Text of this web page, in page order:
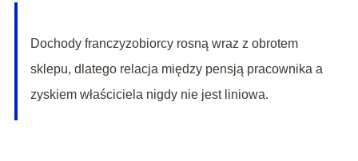
Dochody franczyzobiorcy rosną wraz z obrotem
sklepu, dlatego relacja między pensją pracownika a
zyskiem właściciela nigdy nie jest liniowa.